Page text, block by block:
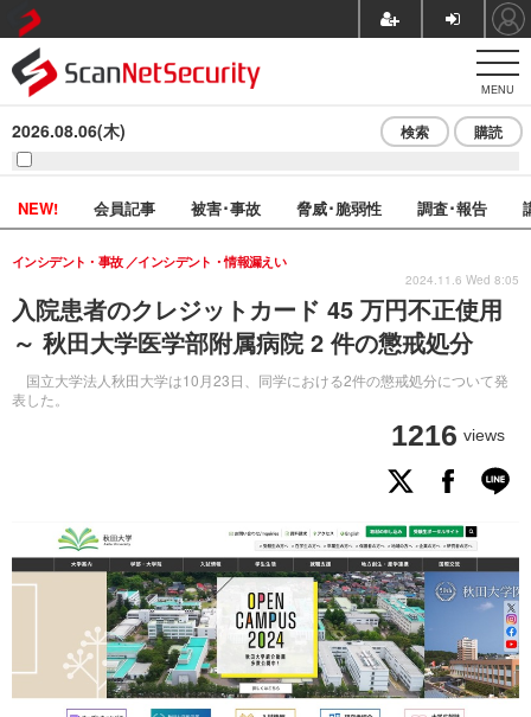
MENU
2026.08.06(木) 検索 購読
NEW! 会員記事 被害･事故 脅威･脆弱性 調査･報告
入院患者のクレジットカード 45 万円不正使用
～ 秋田大学医学部附属病院 2 件の懲戒処分
国立大学法人秋田大学は10月23日、同学における2件の懲戒処分について発
表した。
インシデント・事故 インシデント・情報漏えい
1216 views
2024.11.6 Wed 8:05